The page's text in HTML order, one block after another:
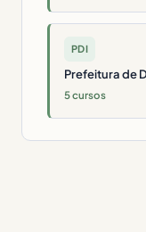
PDI
Prefeitura de
5 cursos